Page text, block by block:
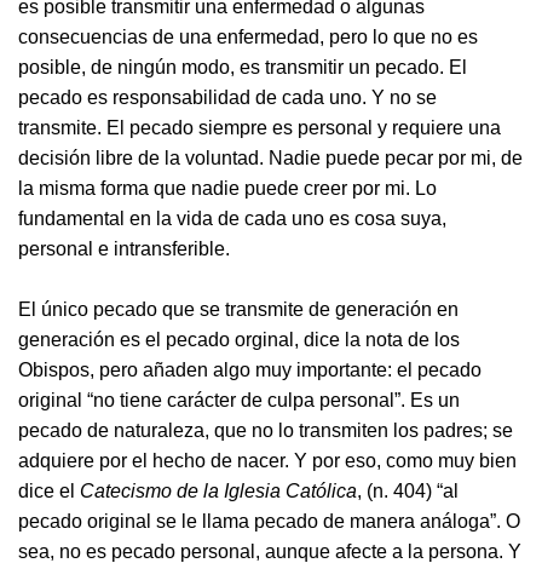
es posible transmitir una enfermedad o algunas
consecuencias de una enfermedad, pero lo que no es
posible, de ningún modo, es transmitir un pecado. El
pecado es responsabilidad de cada uno. Y no se
transmite. El pecado siempre es personal y requiere una
decisión libre de la voluntad. Nadie puede pecar por mi, de
la misma forma que nadie puede creer por mi. Lo
fundamental en la vida de cada uno es cosa suya,
personal e intransferible.
El único pecado que se transmite de generación en
generación es el pecado orginal, dice la nota de los
Obispos, pero añaden algo muy importante: el pecado
original “no tiene carácter de culpa personal”. Es un
pecado de naturaleza, que no lo transmiten los padres; se
adquiere por el hecho de nacer. Y por eso, como muy bien
dice el Catecismo de la Iglesia Católica, (n. 404) “al
pecado original se le llama pecado de manera análoga”. O
sea, no es pecado personal, aunque afecte a la persona. Y